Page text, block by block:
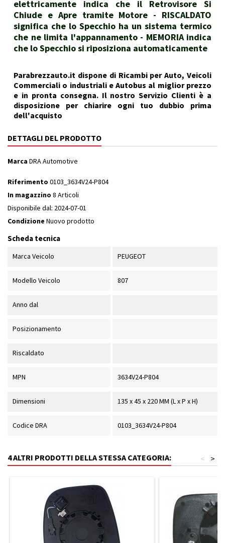
elettricamente indica che il Retrovisore Si
Chiude e Apre tramite Motore - RISCALDATO
significa che lo Specchio ha un sistema termico
che ne limita l'appannamento - MEMORIA indica
che lo Specchio si riposiziona automaticamente
Parabrezzauto.it dispone di Ricambi per Auto, Veicoli
Commerciali o industriali e Autobus al miglior prezzo
e in pronta consegna. Il nostro Servizio Clienti è a
disposizione per chiarire ogni tuo dubbio prima
dell'acquisto
DETTAGLI DEL PRODOTTO
Marca DRA Automotive
Riferimento 0103_3634V24-P804
In magazzino 8 Articoli
Disponibile dal: 2024-07-01
Condizione Nuovo prodotto
Scheda tecnica
Marca Veicolo PEUGEOT
Modello Veicolo 807
Anno dal
Posizionamento
Riscaldato
MPN 3634V24-P804
Dimensioni 135 x 45 x 220 MM (L x P x H)
Codice DRA 0103_3634V24-P804
4 ALTRI PRODOTTI DELLA STESSA CATEGORIA: >
<